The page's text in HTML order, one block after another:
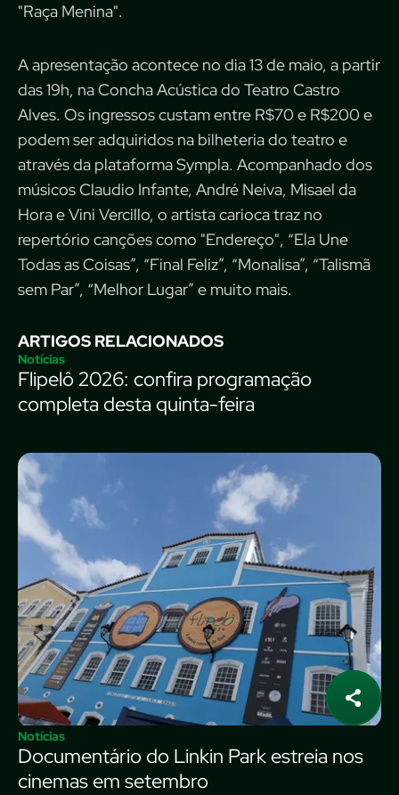
"Raça Menina".
A apresentação acontece no dia 13 de maio, a partir
das 19h, na Concha Acústica do Teatro Castro
Alves. Os ingressos custam entre R$70 e R$200 e
podem ser adquiridos na bilheteria do teatro e
através da plataforma Sympla. Acompanhado dos
músicos Claudio Infante, André Neiva, Misael da
Hora e Vini Vercillo, o artista carioca traz no
repertório canções como "Endereço", “Ela Une
Todas as Coisas”, “Final Feliz”, “Monalisa”, “Talismã
sem Par”, “Melhor Lugar” e muito mais.
ARTIGOS RELACIONADOS
Notícias
Flipelô 2026: confira programação
completa desta quinta-feira
Notícias
Documentário do Linkin Park estreia nos
cinemas em setembro